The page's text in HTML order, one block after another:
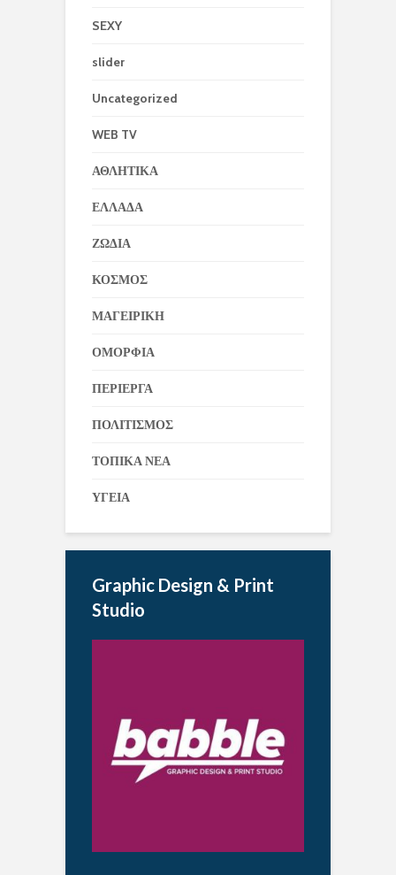
SEXY
slider
Uncategorized
WEB TV
ΑΘΛΗΤΙΚΑ
ΕΛΛΑΔΑ
ΖΩΔΙΑ
ΚΟΣΜΟΣ
ΜΑΓΕΙΡΙΚΗ
ΟΜΟΡΦΙΑ
ΠΕΡΙΕΡΓΑ
ΠΟΛΙΤΙΣΜΟΣ
ΤΟΠΙΚΑ ΝΕΑ
ΥΓΕΙΑ
Graphic Design & Print
Studio